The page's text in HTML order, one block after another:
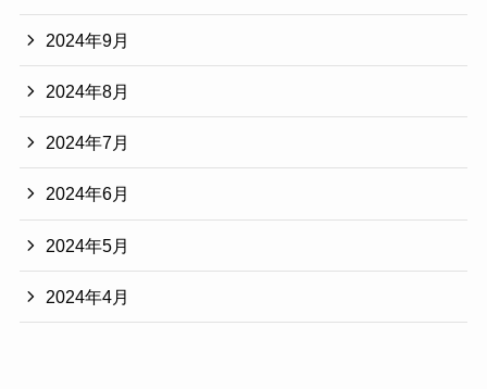
2024年9月
2024年8月
2024年7月
2024年6月
2024年5月
2024年4月